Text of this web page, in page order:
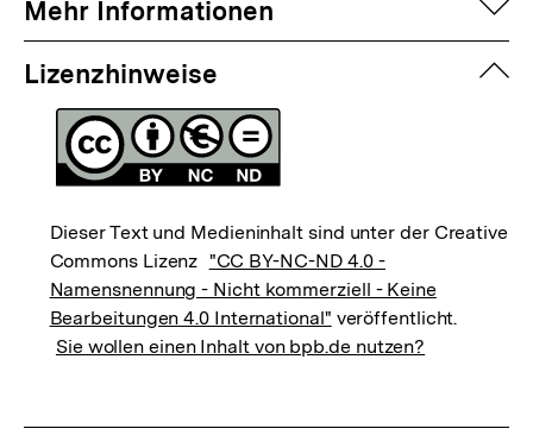
Mehr Informationen
Lizenzhinweise
Dieser Text und Medieninhalt sind unter der Creative
Commons Lizenz "CC BY-NC-ND 4.0 -
Namensnennung - Nicht kommerziell - Keine
Bearbeitungen 4.0 International" veröffentlicht.
Sie wollen einen Inhalt von bpb.de nutzen?